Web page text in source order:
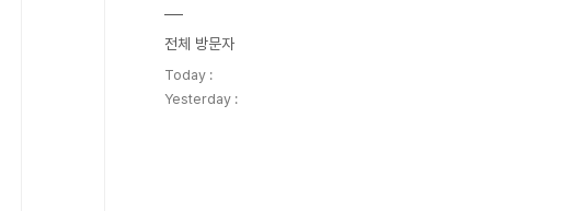
전체 방문자
Today :
Yesterday :